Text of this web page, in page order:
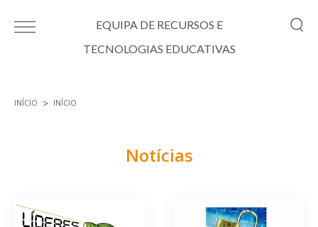
EQUIPA DE RECURSOS E
TECNOLOGIAS EDUCATIVAS
INÍCIO INÍCIO
Notícias